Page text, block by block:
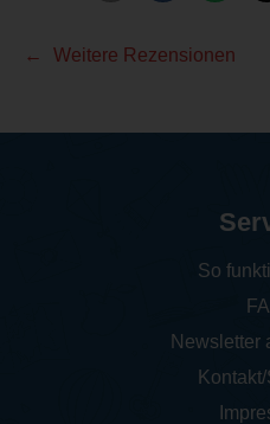
Weitere Rezensionen
So
Newsletter